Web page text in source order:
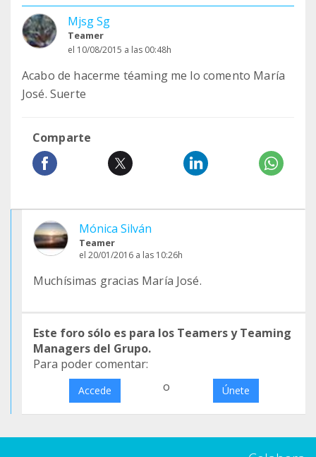
Mjsg Sg
Teamer
el 10/08/2015 a las 00:48h
Acabo de hacerme téaming me lo comento María
José. Suerte
Comparte
Mónica Silván
Teamer
el 20/01/2016 a las 10:26h
Muchísimas gracias María José.
Este foro sólo es para los Teamers y Teaming
Managers del Grupo.
Para poder comentar:
Accede o Únete